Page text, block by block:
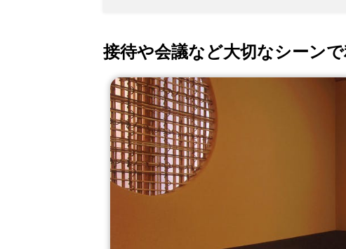
接待や会議など大切なシーン